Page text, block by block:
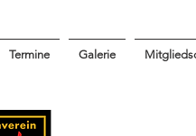
Termine Galerie